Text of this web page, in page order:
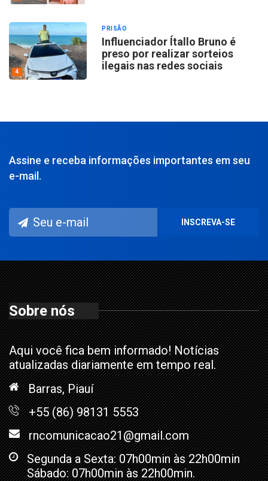
4
PRISÃO
Influenciador Ítallo Bruno é
preso por realizar sorteios
ilegais nas redes sociais
Assine e receba informações importantes em seu
e-mail.
Sobre nós
Aqui você fica bem informado! Notícias
atualizadas diariamente em tempo real.
Barras, Piauí
+55 (86) 98131 5553
rncomunicacao21@gmail.com
Segunda a Sexta: 07h00min às 22h00min
Sábado: 07h00min às 22h00min.